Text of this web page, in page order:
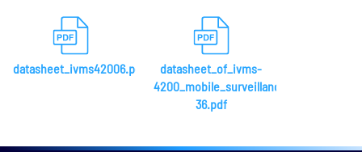
datasheet_ivms42006.pdf
datasheet_of_ivms-
4200_mobile_surveillance-
36.pdf